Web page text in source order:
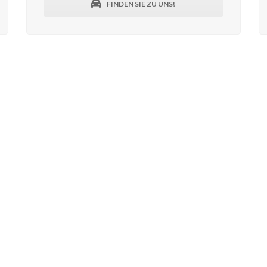
FINDEN SIE ZU UNS!